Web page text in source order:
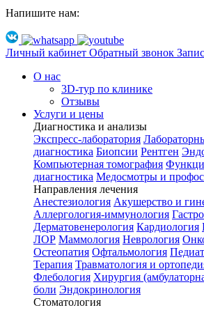
Напишите нам:
Личный кабинет Обратный звонок
О нас
3D-тур по клинике
Отзывы
Услуги и цены
Диагностика и анализы
Экспресс-лаборатория
диагностика Биопсии Рентген
Компьютерная томография
диагностика Медосмотры и
Направления лечения
Анестезиология Акушерство и
Аллергология-иммунология
Дерматовенерология Кардиология
ЛОР Маммология Неврология
Остеопатия Офтальмология
Терапия Травматология и
Флебология Хирургия
боли Эндокринология
Стоматология